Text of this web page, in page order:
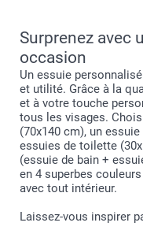
Surprenez avec
occasion
Un essuie
et utilité. Grâce à la
et à votre touche
tous les visages.
(70x140 cm), un
essuies de toilette
(essuie de bain +
en 4 superbes
avec tout intérieur.
Laissez-vous inspirer